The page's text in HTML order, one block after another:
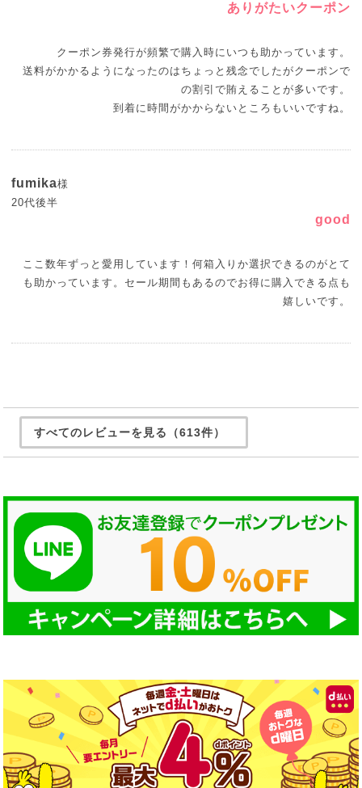
ありがたいクーポン
クーポン券発行が頻繁で購入時にいつも助かっています。
送料がかかるようになったのはちょっと残念でしたがクーポンで
の割引で賄えることが多いです。
到着に時間がかからないところもいいですね。
fumika様
20代後半
good
ここ数年ずっと愛用しています！何箱入りか選択できるのがとて
も助かっています。セール期間もあるのでお得に購入できる点も
嬉しいです。
すべてのレビューを見る（613件）